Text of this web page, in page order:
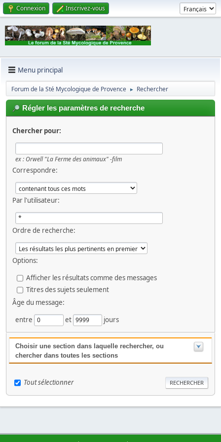
Connexion Inscrivez-vous
Menu principal
Forum de la Sté Mycologique de Provence ► Rechercher
Régler les paramètres de recherche
Chercher pour:
ex : Orwell "La Ferme des animaux" -film
Correspondre:
Par l'utilisateur:
Ordre de recherche:
Options:
Afficher les résultats comme des messages
Titres des sujets seulement
Âge du message:
entre
et jours
Choisir une section dans laquelle rechercher, ou
chercher dans toutes les sections
Tout sélectionner